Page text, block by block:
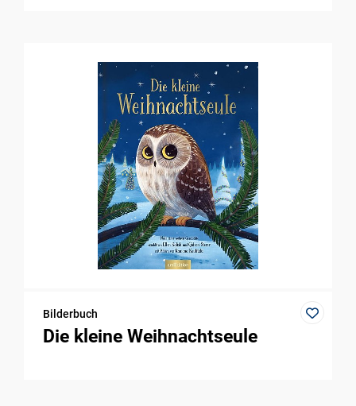
Bilderbuch
Die kleine Weihnachtseule